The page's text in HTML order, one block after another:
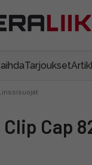
Tarjoukset
Clip Cap